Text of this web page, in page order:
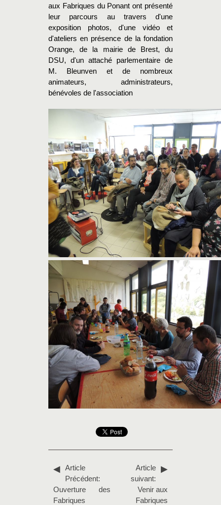
aux Fabriques du Ponant ont présenté
leur parcours au travers d'une
exposition photos, d'une vidéo et
d'ateliers en présence de la fondation
Orange, de la mairie de Brest, du
DSU, d'un attaché parlementaire de
M. Bleunven et de nombreux
animateurs, administrateurs,
bénévoles de l'association
Article
Précédent:
Ouverture des
Fabriques
Article
suivant:
Venir aux
Fabriques